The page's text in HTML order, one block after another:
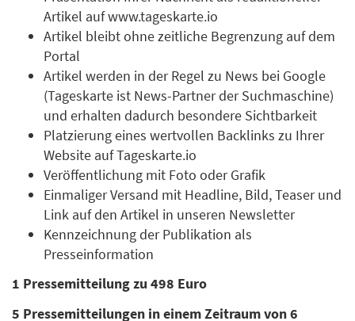
Artikel auf www.tageskarte.io
Artikel bleibt ohne zeitliche Begrenzung auf dem
Portal
Artikel werden in der Regel zu News bei Google
(Tageskarte ist News-Partner der Suchmaschine)
und erhalten dadurch besondere Sichtbarkeit
Platzierung eines wertvollen Backlinks zu Ihrer
Website auf Tageskarte.io
Veröffentlichung mit Foto oder Grafik
Einmaliger Versand mit Headline, Bild, Teaser und
Link auf den Artikel in unseren Newsletter
Kennzeichnung der Publikation als
Presseinformation
1 Pressemitteilung zu 498 Euro
5 Pressemitteilungen in einem Zeitraum von 6